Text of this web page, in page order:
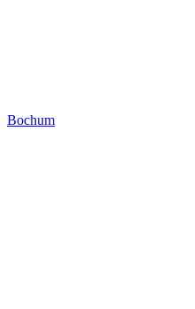
Bochum